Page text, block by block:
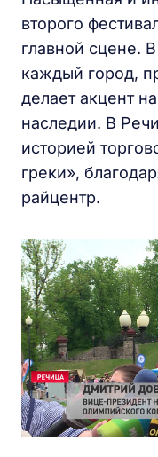
второго
главной сцене.
каждый город,
делает акцент
наследии. В
историей
греки»,
райцентр.